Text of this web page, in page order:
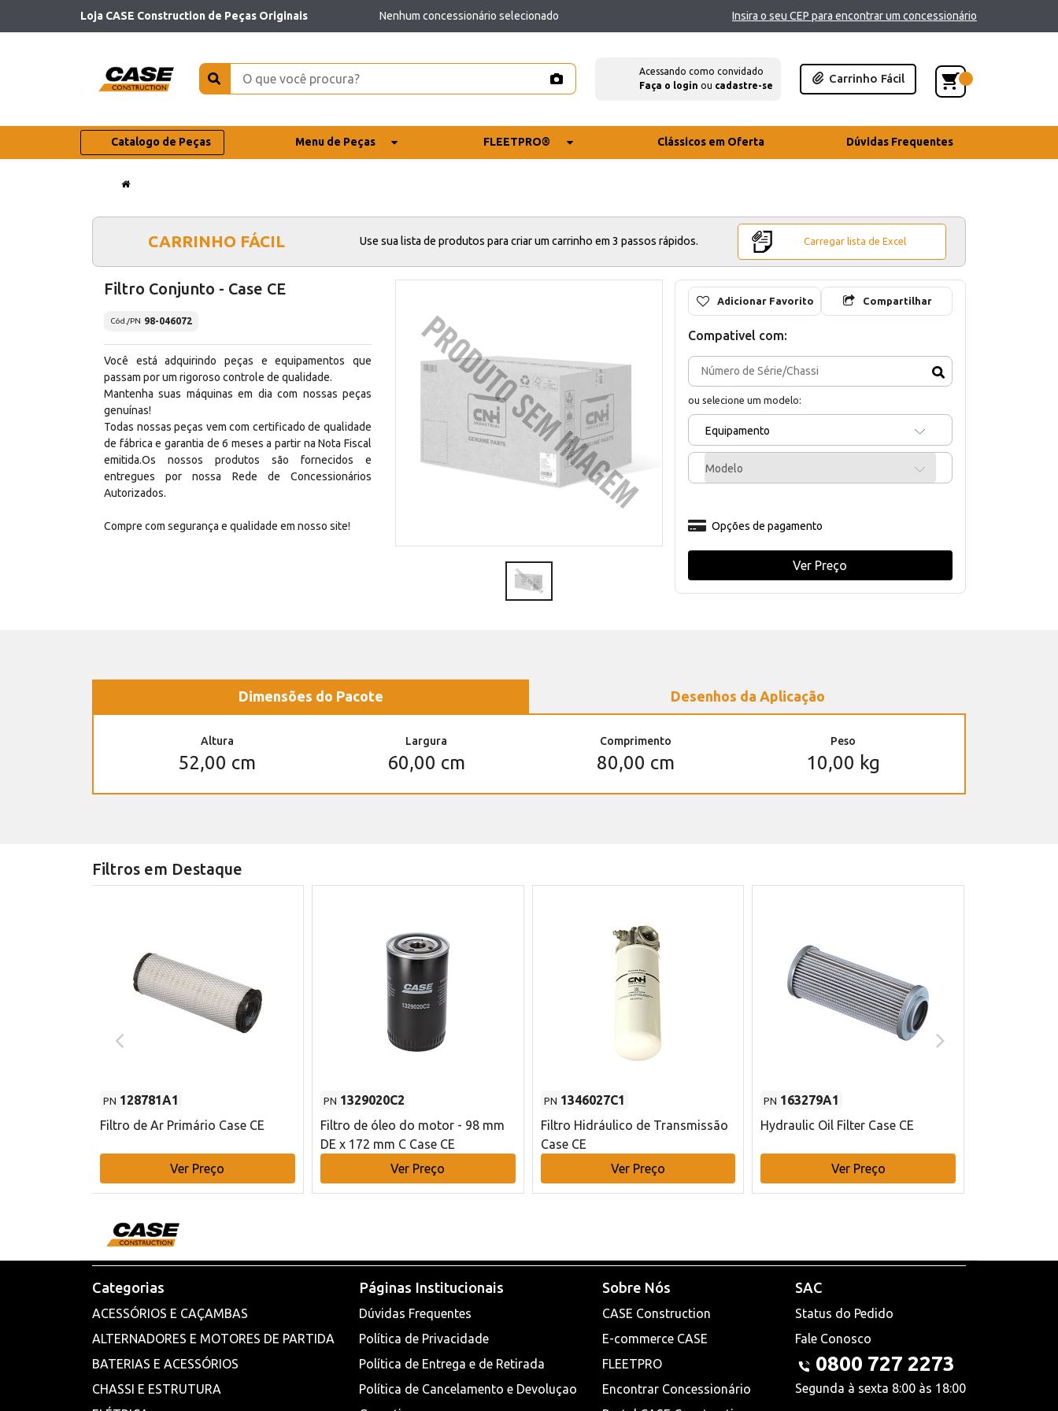
Loja CASE Construction de Peças Originais Nenhum concessionário selecionado Insira o seu CEP para encontrar um concessionário
Acessando como convidado
Faça o login ou cadastre-se
Carrinho Fácil
Catalogo de Peças Menu de Peças FLEETPRO® Clássicos em Oferta Dúvidas Frequentes
CARRINHO FÁCIL Use sua lista de produtos para criar um carrinho em 3 passos rápidos. Carregar lista de Excel
Filtro Conjunto - Case CE
Cód./PN 98-046072
Você está adquirindo peças e equipamentos que
passam por um rigoroso controle de qualidade.
Mantenha suas máquinas em dia com nossas peças
genuínas!
Todas nossas peças vem com certificado de qualidade
de fábrica e garantia de 6 meses a partir na Nota Fiscal
emitida.Os nossos produtos são fornecidos e
entregues por nossa Rede de Concessionários
Autorizados.
Compre com segurança e qualidade em nosso site!
Adicionar Favorito Compartilhar
Compativel com:
ou selecione um modelo:
Equipamento
Modelo
Opções de pagamento
Ver Preço
Dimensões do Pacote Desenhos da Aplicação
Altura
52,00 cm
Largura
60,00 cm
Comprimento
80,00 cm
Peso
10,00 kg
Filtros em Destaque
PN 128781A1
Filtro de Ar Primário Case CE
Ver Preço
PN 1329020C2
Filtro de óleo do motor - 98 mm
DE x 172 mm C Case CE
Ver Preço
PN 1346027C1
Filtro Hidráulico de Transmissão
Case CE
Ver Preço
PN 163279A1
Hydraulic Oil Filter Case CE
Ver Preço
Categorias
ACESSÓRIOS E CAÇAMBAS
ALTERNADORES E MOTORES DE PARTIDA
BATERIAS E ACESSÓRIOS
CHASSI E ESTRUTURA
Páginas Institucionais
Dúvidas Frequentes
Política de Privacidade
Política de Entrega e de Retirada
Política de Cancelamento e Devoluçao
Sobre Nós
CASE Construction
E-commerce CASE
FLEETPRO
Encontrar Concessionário
SAC
Status do Pedido
Fale Conosco
0800 727 2273
Segunda à sexta 8:00 às 18:00